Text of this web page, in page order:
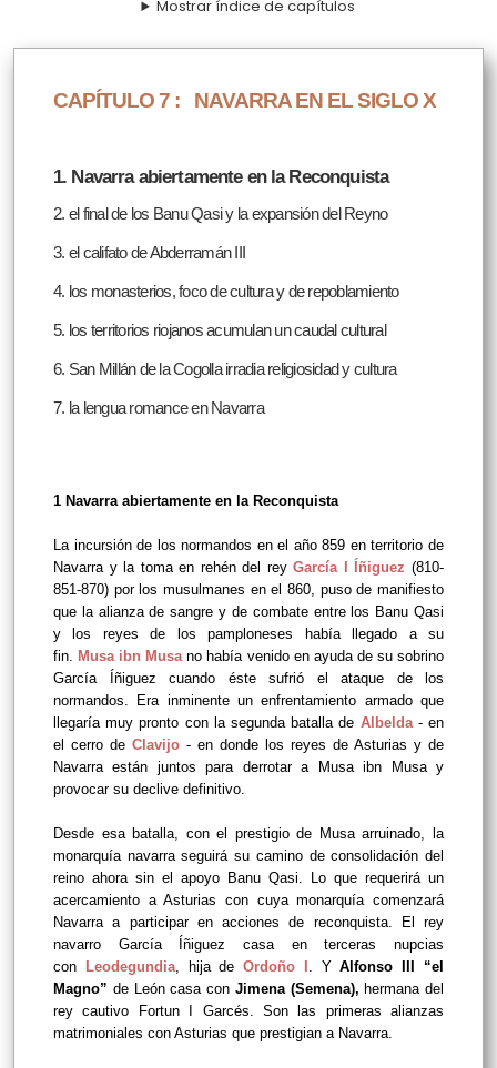
Mostrar índice de capítulos
CAPÍTULO 7 : NAVARRA EN EL SIGLO X
1. Navarra abiertamente en la Reconquista
2. el final de los Banu Qasi y la expansión del Reyno
3. el califato de Abderramán III
4. los monasterios, foco de cultura y de repoblamiento
5. los territorios riojanos acumulan un caudal cultural
6. San Millán de la Cogolla irradia religiosidad y cultura
7. la lengua romance en Navarra
1 Navarra abiertamente en la Reconquista
La incursión de los normandos en el año 859 en territorio de
Navarra y la toma en rehén del reyGarcía I Íñiguez (810-
851-870) por los musulmanes en el 860, puso de manifiesto
que la alianza de sangre y de combate entre los Banu Qasi
y los reyes de los pamploneses había llegado a su
fin. Musa ibn Musa no había venido en ayuda de su sobrino
García Íñiguez cuando éste sufrió el ataque de los
normandos. Era inminente un enfrentamiento armado que
llegaría muy pronto con la segunda batalla de Albelda - en
el cerro de Clavijo - en donde los reyes de Asturias y de
Navarra están juntos para derrotar a Musa ibn Musa y
provocar su declive definitivo.
Desde esa batalla, con el prestigio de Musa arruinado, la
monarquía navarra seguirá su camino de consolidación del
reino ahora sin el apoyo Banu Qasi. Lo que requerirá un
acercamiento a Asturias con cuya monarquía comenzará
Navarra a participar en acciones de reconquista. El rey
navarro García Íñiguez casa en terceras nupcias
con
Leodegundia, hija deOrdoño I . YAlfonso III “el
Magno” de León casa con Jimena (Semena), hermana del
rey cautivo Fortun I Garcés. Son las primeras alianzas
matrimoniales con Asturias que prestigian a Navarra.